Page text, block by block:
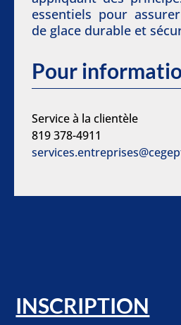
essentiels pour
de glace durable et
Pour
Service à la clientèle
819 378-4911
INSCRIPTION